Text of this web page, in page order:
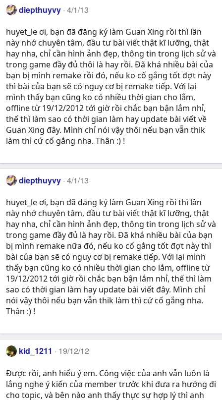
diepthuyvy 4/1/13
huyet_le ơi, bạn đã đăng ký làm Guan Xing rồi thì lần
này nhớ chuyên tâm, đầu tư bài viết thật kĩ lưỡng, thật
hay nha, chỉ cần hình ảnh đẹp, thông tin trong lịch sử và
trong game đầy đủ thôi là hay rồi. Đã khá nhiều bài của
bạn bị mình remake rồi đó, nếu ko cố gắng tốt đợt này
thì bài của bạn sẽ có nguy cơ bị remake tiếp. Với lại
mình thấy bạn cũng ko có nhiều thời gian cho lắm,
offline từ 19/12/2012 tới giờ rồi chắc bạn bận lắm nhỉ,
thế thì làm sao có thời gian làm hay update bài viết về
Guan Xing đây. Mình chỉ nói vậy thôi nếu bạn vẫn thik
làm thì cứ cố gắng nha. Thân :) !
diepthuyvy 4/1/13
huyet_le ơi, bạn đã đăng ký làm Guan Xing rồi thì lần
này nhớ chuyên tâm, đầu tư bài viết thật kĩ lưỡng, thật
hay nha, chỉ cần hình ảnh đẹp, thông tin trong lịch sử và
trong game đầy đủ là hay rồi. Đã khá nhiều bài của bạn
bị mình remake nữa đó, nếu ko cố gắng tốt đợt này thì
bài của bạn sẽ có nguy cơ bị remake tiếp. Với lại mình
thấy bạn cũng ko có nhiều thời gian cho lắm, offline từ
19/12/2012 tới giờ rồi chắc bạn bận lắm nhỉ, thế thì làm
sao có thời gian làm hay update bài viết đây. Mình chỉ
nói vậy thôi nếu bạn vẫn thik làm thì cứ cố gắng nha.
Thân :) !
kid_1211 19/12/12
Được rồi, anh hiểu ý em. Công việc của anh vẫn luôn là
lắng nghe ý kiến của member trước khi đưa ra hướng đi
cho topic, và bên nào anh thấy thực sự hợp lý thì anh